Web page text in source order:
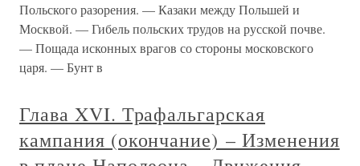
Польского разорения. — Казаки между Польшей и
Москвой. — Гибель польских трудов на русской почве.
— Пощада исконных врагов со стороны московского
царя. — Бунт в
Глава XVI. Трафальгарская
кампания (окончание) – Изменения